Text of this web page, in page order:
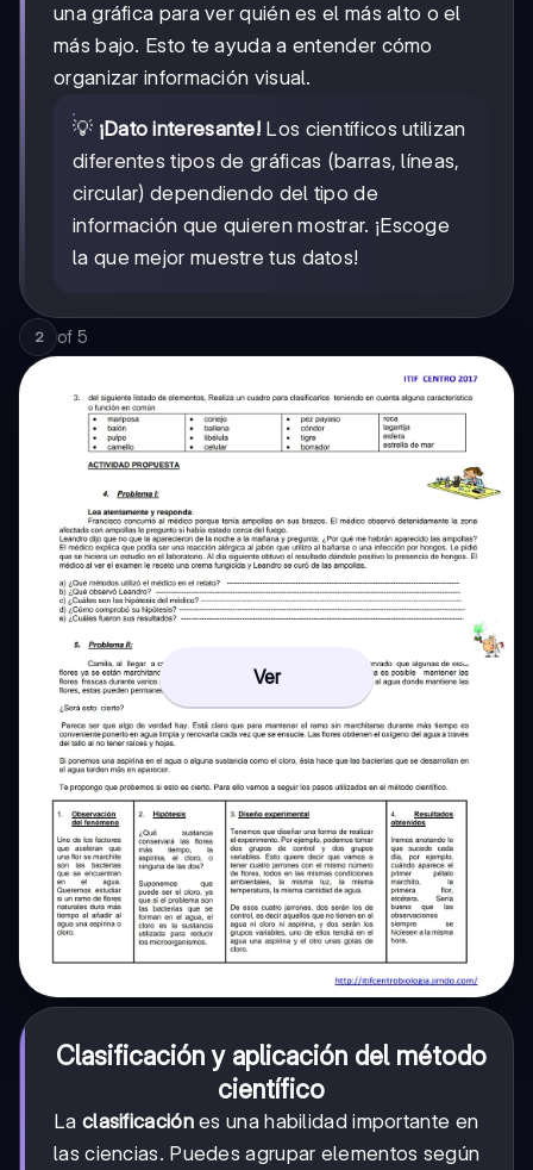
una gráfica para ver quién es el más alto o el
más bajo. Esto te ayuda a entender cómo
organizar información visual.
💡 ¡Dato interesante! Los científicos utilizan
diferentes tipos de gráficas (barras, líneas,
circular) dependiendo del tipo de
información que quieren mostrar. ¡Escoge
la que mejor muestre tus datos!
2 of 5
Ver
Clasificación y aplicación del método
científico
La clasificaciónes una habilidad importante en
las ciencias. Puedes agrupar elementos según